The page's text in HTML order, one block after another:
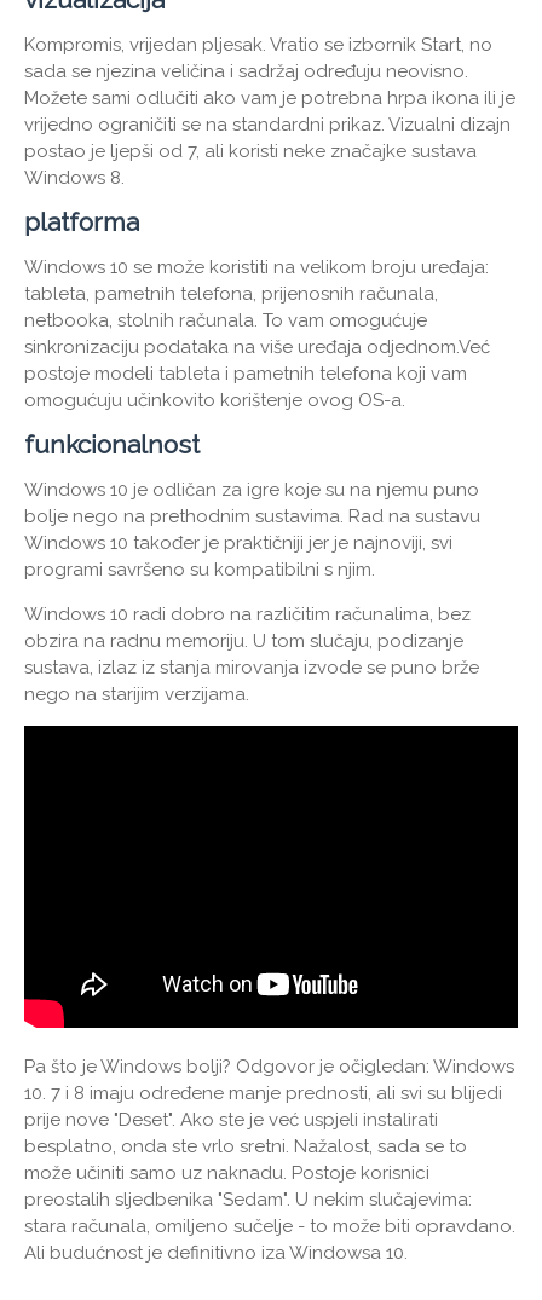
Kompromis, vrijedan pljesak. Vratio se izbornik Start, no
sada se njezina veličina i sadržaj određuju neovisno.
Možete sami odlučiti ako vam je potrebna hrpa ikona ili je
vrijedno ograničiti se na standardni prikaz. Vizualni dizajn
postao je ljepši od 7, ali koristi neke značajke sustava
Windows 8.
platforma
Windows 10 se može koristiti na velikom broju uređaja:
tableta, pametnih telefona, prijenosnih računala,
netbooka, stolnih računala. To vam omogućuje
sinkronizaciju podataka na više uređaja odjednom.Već
postoje modeli tableta i pametnih telefona koji vam
omogućuju učinkovito korištenje ovog OS-a.
funkcionalnost
Windows 10 je odličan za igre koje su na njemu puno
bolje nego na prethodnim sustavima. Rad na sustavu
Windows 10 također je praktičniji jer je najnoviji, svi
programi savršeno su kompatibilni s njim.
Windows 10 radi dobro na različitim računalima, bez
obzira na radnu memoriju. U tom slučaju, podizanje
sustava, izlaz iz stanja mirovanja izvode se puno brže
nego na starijim verzijama.
Pa što je Windows bolji? Odgovor je očigledan: Windows
10. 7 i 8 imaju određene manje prednosti, ali svi su blijedi
prije nove "Deset". Ako ste je već uspjeli instalirati
besplatno, onda ste vrlo sretni. Nažalost, sada se to
može učiniti samo uz naknadu. Postoje korisnici
preostalih sljedbenika "Sedam". U nekim slučajevima:
stara računala, omiljeno sučelje - to može biti opravdano.
Ali budućnost je definitivno iza Windowsa 10.